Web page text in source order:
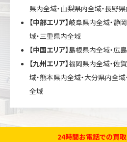
県内全域・山梨県内全域・長野
【中部エリア】岐阜県内全域・静
域・三重県内全域
【中国エリア】島根県内全域・広
【九州エリア】福岡県内全域・佐
域・熊本県内全域・大分県内全
全域
24時間お電話での買取